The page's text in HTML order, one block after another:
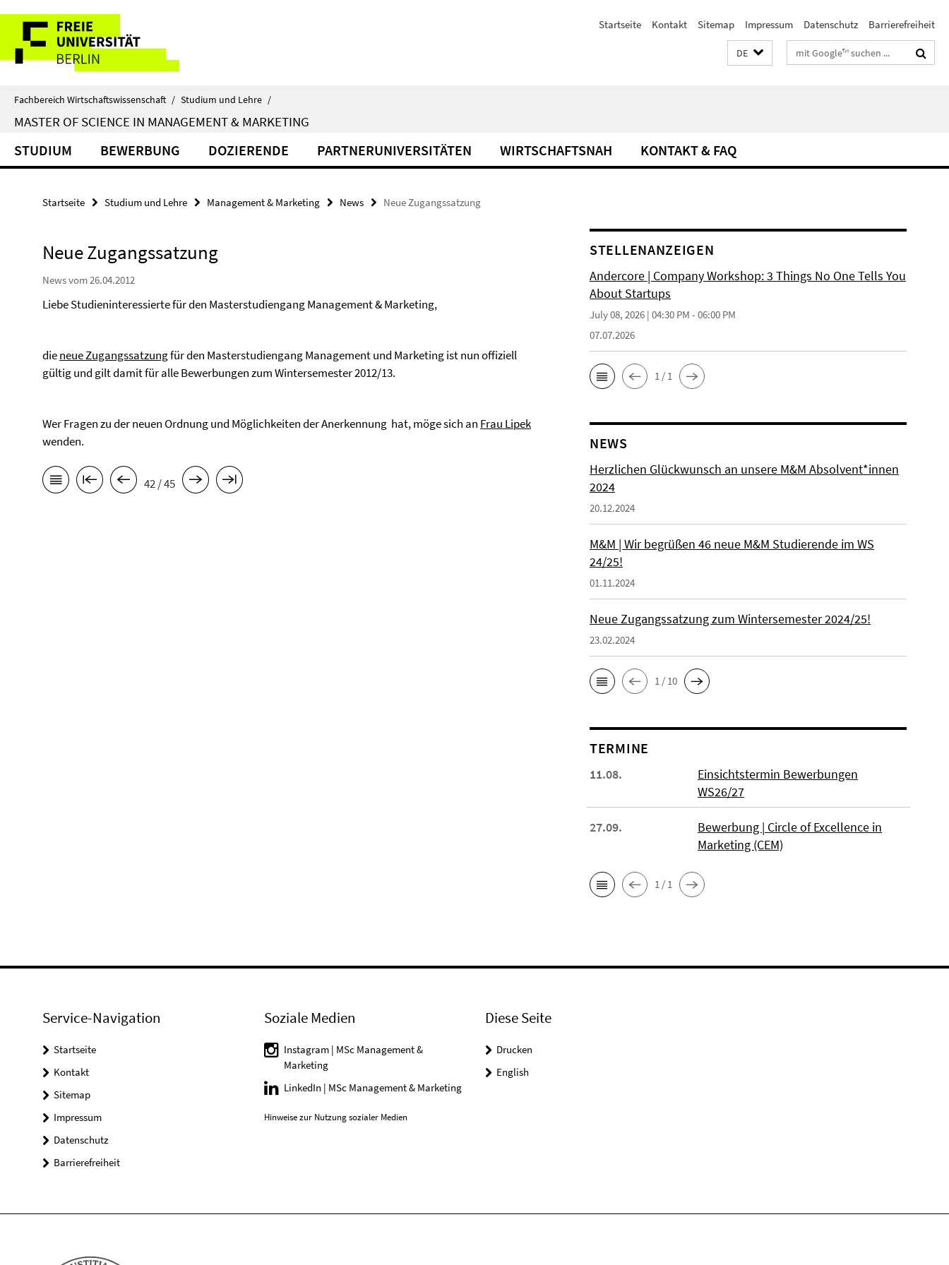
direkt
Inhalt
Service-
Navigation
Startseite Kontakt Sitemap Impressum Datenschutz Barrierefreiheit
DE Suchbegriffe
Fachbereich Wirtschaftswissenschaft / Studium und Lehre /
MASTER OF SCIENCE IN MANAGEMENT & MARKETING
STUDIUM BEWERBUNG DOZIERENDE PARTNERUNIVERSITÄTEN WIRTSCHAFTSNAH KONTAKT & FAQ
Startseite Studium und Lehre Management & Marketing News Neue Zugangssatzung
Neue Zugangssatzung
News vom 26.04.2012
Liebe Studieninteressierte für den Masterstudiengang Management & Marketing,
dieneue Zugangssatzungfür den Masterstudiengang Management und Marketing ist nun offiziell
gültig und gilt damit für alle Bewerbungen zum Wintersemester 2012/13.
Wer Fragen zu der neuen Ordnung und Möglichkeiten der Anerkennung hat, möge sich an Frau Lipek
wenden.
42 / 45
STELLENANZEIGEN
Andercore | Company Workshop: 3 Things No One Tells You
About Startups
July 08, 2026 | 04:30 PM - 06:00 PM
07.07.2026
1 / 1
NEWS
Herzlichen Glückwunsch an unsere M&M Absolvent*innen
2024
20.12.2024
M&M | Wir begrüßen 46 neue M&M Studierende im WS
24/25!
01.11.2024
Neue Zugangssatzung zum Wintersemester 2024/25!
23.02.2024
1 / 10
TERMINE
11.08.
Einsichtstermin Bewerbungen
WS26/27
27.09.
Bewerbung | Circle of Excellence in
Marketing (CEM)
1 / 1
Service-Navigation
Startseite
Kontakt
Sitemap
Impressum
Datenschutz
Barrierefreiheit
Soziale Medien
Instagram | MSc Management &
Marketing
LinkedIn | MSc Management & Marketing
Hinweise zur Nutzung sozialer Medien
Diese Seite
Drucken
English